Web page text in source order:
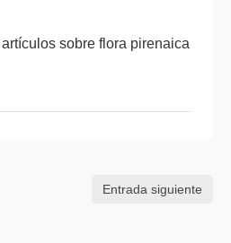
sobre flora pirenaica
Entrada siguiente